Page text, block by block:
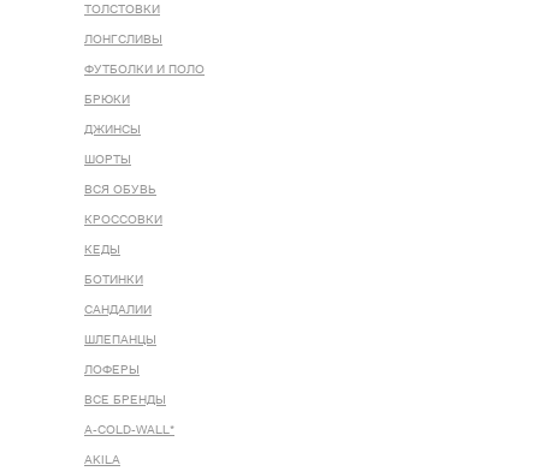
ТОЛСТОВКИ
ЛОНГСЛИВЫ
ФУТБОЛКИ И ПОЛО
БРЮКИ
ДЖИНСЫ
ШОРТЫ
ВСЯ ОБУВЬ
КРОССОВКИ
КЕДЫ
БОТИНКИ
САНДАЛИИ
ШЛЕПАНЦЫ
ЛОФЕРЫ
ВСЕ БРЕНДЫ
A-COLD-WALL*
AKILA